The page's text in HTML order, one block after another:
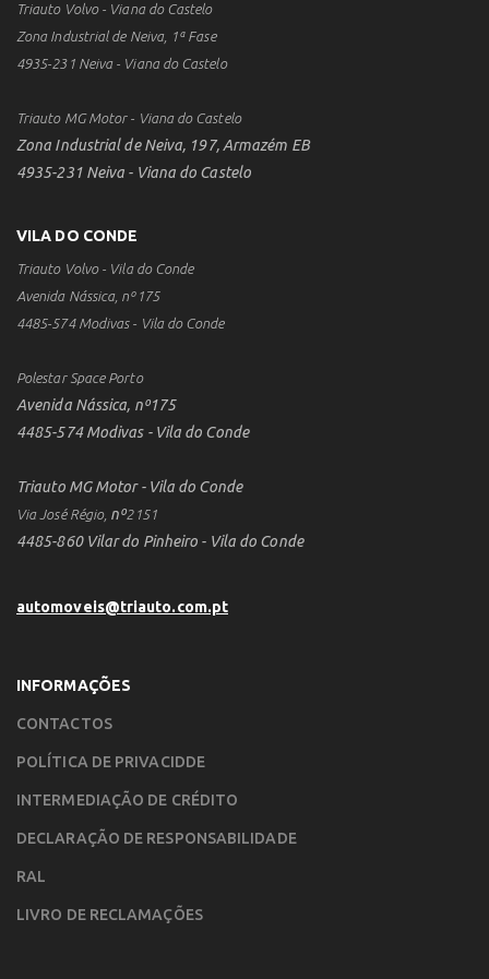
Triauto Volvo - Viana do Castelo
Zona Industrial de Neiva, 1ª Fase
4935-231 Neiva - Viana do Castelo
Triauto MG Motor - Viana do Castelo
Zona Industrial de Neiva, 197, Armazém EB
4935-231 Neiva - Viana do Castelo
VILA DO CONDE
Triauto Volvo - Vila do Conde
Avenida Nássica, nº175
4485-574 Modivas - Vila do Conde
Polestar Space Porto
Avenida Nássica, nº175
4485-574 Modivas - Vila do Conde
Triauto MG Motor - Vila do Conde
Via José Régio, nº2151
4485-860 Vilar do Pinheiro - Vila do Conde
automoveis@triauto.com.pt
INFORMAÇÕES
CONTACTOS
POLÍTICA DE PRIVACIDDE
INTERMEDIAÇÃO DE CRÉDITO
DECLARAÇÃO DE RESPONSABILIDADE
RAL
LIVRO DE RECLAMAÇÕES